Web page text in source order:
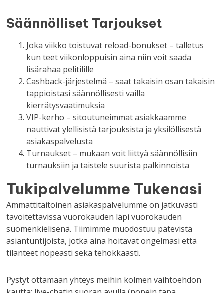
Säännölliset Tarjoukset
Joka viikko toistuvat reload-bonukset – talletus
kun teet viikonloppuisin aina niin voit saada
lisärahaa pelitilille
Cashback-järjestelmä – saat takaisin osan takaisin
tappioistasi säännöllisesti vailla
kierrätysvaatimuksia
VIP-kerho – sitoutuneimmat asiakkaamme
nauttivat ylellisistä tarjouksista ja yksilöllisestä
asiakaspalvelusta
Turnaukset – mukaan voit liittyä säännöllisiin
turnauksiin ja taistele suurista palkinnoista
Tukipalvelumme Tukenasi
Ammattitaitoinen asiakaspalvelumme on jatkuvasti
tavoitettavissa vuorokauden läpi vuorokauden
suomenkielisenä. Tiimimme muodostuu pätevistä
asiantuntijoista, jotka aina hoitavat ongelmasi että
tilanteet nopeasti sekä tehokkaasti.
Pystyt ottamaan yhteys meihin kolmen vaihtoehdon